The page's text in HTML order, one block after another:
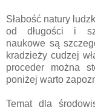
Słabość natury
od długości i
naukowe są
kradzieży cudzej
proceder można
poniżej warto
Temat dla